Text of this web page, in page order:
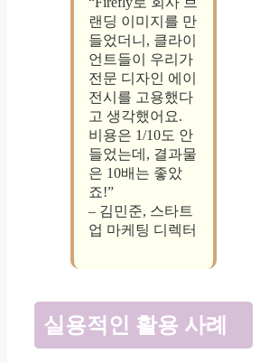
랜딩 이미지를 만
들었더니, 클라이
언트들이 우리가
전문 디자인 에이
전시를 고용했다
고 생각했어요.
비용은 1/10도 안
들었는데, 결과물
은 10배는 좋았
죠!”
– 김민준, 스타트
업 마케팅 디렉터
실용적인 활용 사례